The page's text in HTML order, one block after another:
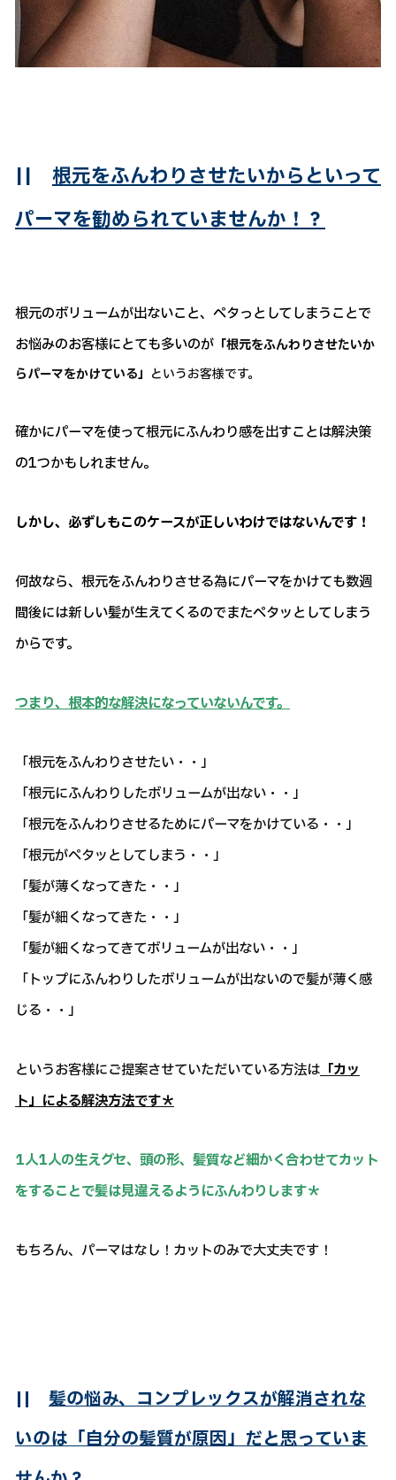
|| 根元をふんわりさせたいからといって
パーマを勧められていませんか！？
根元のボリュームが出ないこと、ペタっとしてしまうことで
お悩みのお客様にとても多いのが 「根元をふんわりさせたいか
らパーマをかけている」 というお客様です。
確かにパーマを使って根元にふんわり感を出すことは解決策
の1つかもしれません。
しかし、必ずしもこのケースが正しいわけではないんです！
何故なら、根元をふんわりさせる為にパーマをかけても数週
間後には新しい髪が生えてくるのでまたペタッとしてしまう
からです。
つまり、根本的な解決になっていないんです。
「根元をふんわりさせたい・・」
「根元にふんわりしたボリュームが出ない・・」
「根元をふんわりさせるためにパーマをかけている・・」
「根元がペタッとしてしまう・・」
「髪が薄くなってきた・・」
「髪が細くなってきた・・」
「髪が細くなってきてボリュームが出ない・・」
「トップにふんわりしたボリュームが出ないので髪が薄く感
じる・・」
というお客様にご提案させていただいている方法は 「カッ
ト」による解決方法です＊
1人1人の生えグセ、頭の形、髪質など細かく合わせてカット
をすることで髪は見違えるようにふんわりします＊
もちろん、パーマはなし！カットのみで大丈夫です！
|| 髪の悩み、コンプレックスが解消されな
いのは「自分の髪質が原因」だと思っていま